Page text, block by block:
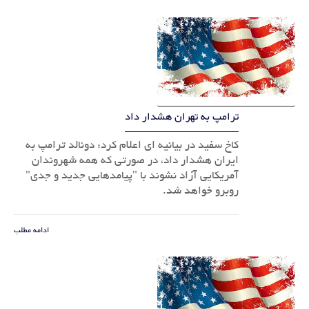
ترامپ به تهران هشدار داد
کاخ سفید در بیانیه ای اعلام کرد: دونالد ترامپ به
ایران هشدار داد، در صورتی که همه شهروندان
آمریکایی آزاد نشوند با "پیامدهایی جدید و جدی"
روبرو خواهد شد.
ادامه مطلب